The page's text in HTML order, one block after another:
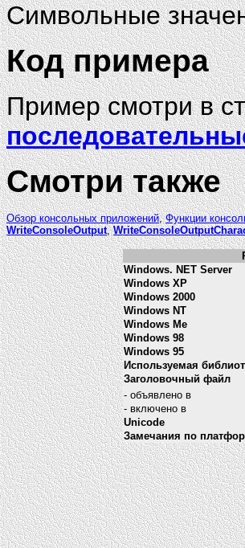
Символьные
Код примера
Пример смотри в
Смотри также
Обзор консольных приложений,Функции
WriteConsoleOutput,
Windows. NET Server
Windows XP
Windows 2000
Windows NT
Windows Me
Windows 98
Windows 95
Используемая
Заголовочный файл
- объявлено в
- включено в
Unicode
Замечания по